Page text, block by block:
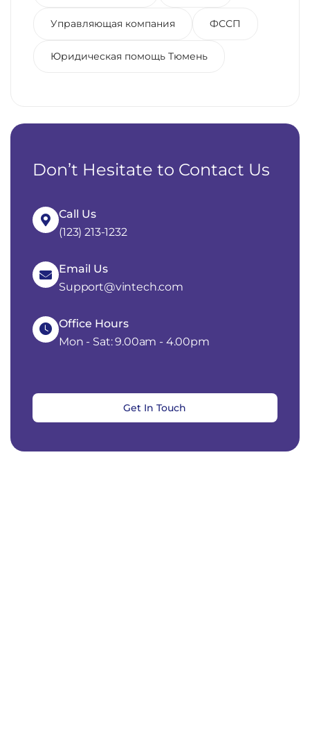
Управляющая компания ФССП
Юридическая помощь Тюмень
Don’t Hesitate to Contact Us
Call Us
(123) 213-1232
Email Us
Support@vintech.com
Office Hours
Mon - Sat: 9.00am - 4.00pm